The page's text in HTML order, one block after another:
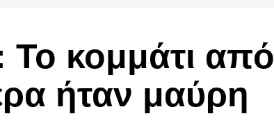
κομμάτι από
ήταν μαύρη